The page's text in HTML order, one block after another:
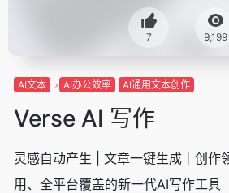
7 9,199
AI文本 AI办公效率 AI通用文本创作
Verse AI 写作
灵感自动产生 | 文章一键生成｜创作
用、全平台覆盖的新一代AI写作工具